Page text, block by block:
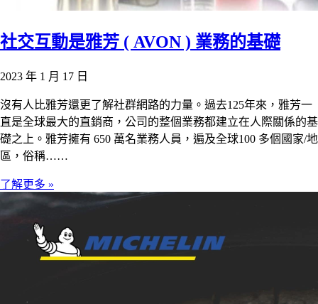
社交互動是雅芳 ( AVON ) 業務的基礎
2023 年 1 月 17 日
沒有人比雅芳還更了解社群網路的力量。過去125年來，雅芳一
直是全球最大的直銷商，公司的整個業務都建立在人際關係的基
礎之上。雅芳擁有 650 萬名業務人員，遍及全球100 多個國家/地
區，俗稱……
了解更多 »